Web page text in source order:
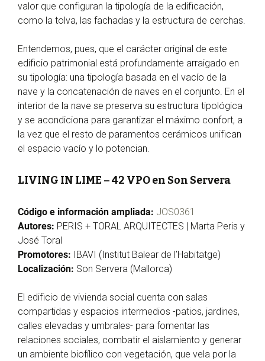
valor que configuran la tipología de la edificación,
como la tolva, las fachadas y la estructura de cerchas.
Entendemos, pues, que el carácter original de este
edificio patrimonial está profundamente arraigado en
su tipología: una tipología basada en el vacío de la
nave y la concatenación de naves en el conjunto. En el
interior de la nave se preserva su estructura tipológica
y se acondiciona para garantizar el máximo confort, a
la vez que el resto de paramentos cerámicos unifican
el espacio vacío y lo potencian.
LIVING IN LIME – 42 VPO en Son Servera
Código e información ampliada: JOS0361
Autores: PERIS + TORAL ARQUITECTES | Marta Peris y
José Toral
Promotores: IBAVI (Institut Balear de l’Habitatge)
Localización: Son Servera (Mallorca)
El edificio de vivienda social cuenta con salas
compartidas y espacios intermedios -patios, jardines,
calles elevadas y umbrales- para fomentar las
relaciones sociales, combatir el aislamiento y generar
un ambiente biofílico con vegetación, que vela por la